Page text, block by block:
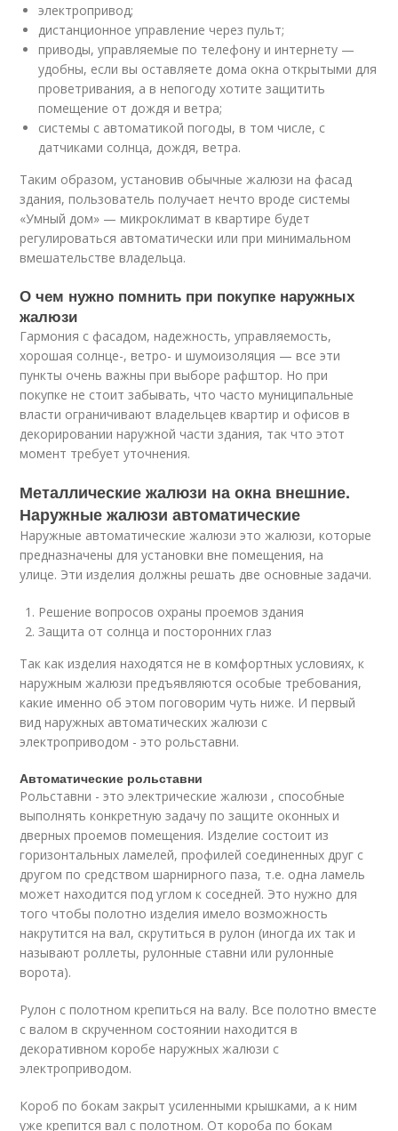
электропривод;
дистанционное управление через пульт;
приводы, управляемые по телефону и интернету —
удобны, если вы оставляете дома окна открытыми для
проветривания, а в непогоду хотите защитить
помещение от дождя и ветра;
системы с автоматикой погоды, в том числе, с
датчиками солнца, дождя, ветра.
Таким образом, установив обычные жалюзи на фасад
здания, пользователь получает нечто вроде системы
«Умный дом» — микроклимат в квартире будет
регулироваться автоматически или при минимальном
вмешательстве владельца.
О чем нужно помнить при покупке наружных
жалюзи
Гармония с фасадом, надежность, управляемость,
хорошая солнце-, ветро- и шумоизоляция — все эти
пункты очень важны при выборе рафштор. Но при
покупке не стоит забывать, что часто муниципальные
власти ограничивают владельцев квартир и офисов в
декорировании наружной части здания, так что этот
момент требует уточнения.
Металлические жалюзи на окна внешние.
Наружные жалюзи автоматические
Наружные автоматические жалюзи это жалюзи, которые
предназначены для установки вне помещения, на
улице. Эти изделия должны решать две основные задачи.
Решение вопросов охраны проемов здания
Защита от солнца и посторонних глаз
Так как изделия находятся не в комфортных условиях, к
наружным жалюзи предъявляются особые требования,
какие именно об этом поговорим чуть ниже. И первый
вид наружных автоматических жалюзи с
электроприводом - это рольставни.
Автоматические рольставни
Рольставни - это электрические жалюзи , способные
выполнять конкретную задачу по защите оконных и
дверных проемов помещения. Изделие состоит из
горизонтальных ламелей, профилей соединенных друг с
другом по средством шарнирного паза, т.е. одна ламель
может находится под углом к соседней. Это нужно для
того чтобы полотно изделия имело возможность
накрутится на вал, скрутиться в рулон (иногда их так и
называют роллеты, рулонные ставни или рулонные
ворота).
Рулон с полотном крепиться на валу. Все полотно вместе
с валом в скрученном состоянии находится в
декоративном коробе наружных жалюзи с
электроприводом.
Короб по бокам закрыт усиленными крышками, а к ним
уже крепится вал с полотном. От короба по бокам